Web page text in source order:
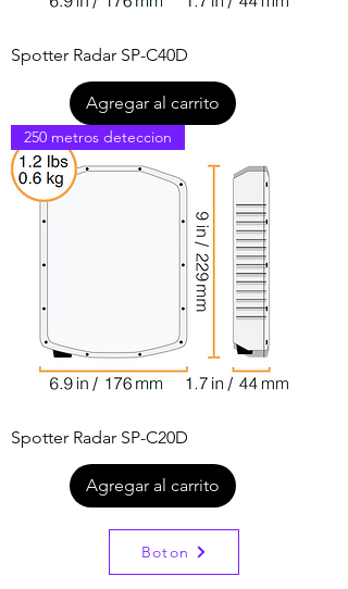
Spotter Radar SP-C40D
Agregar al carrito
250 metros deteccion
Spotter Radar SP-C20D
Agregar al carrito
Boton